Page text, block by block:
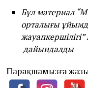
Бұл материал
орталығы
дайындалды
Парақшамызға